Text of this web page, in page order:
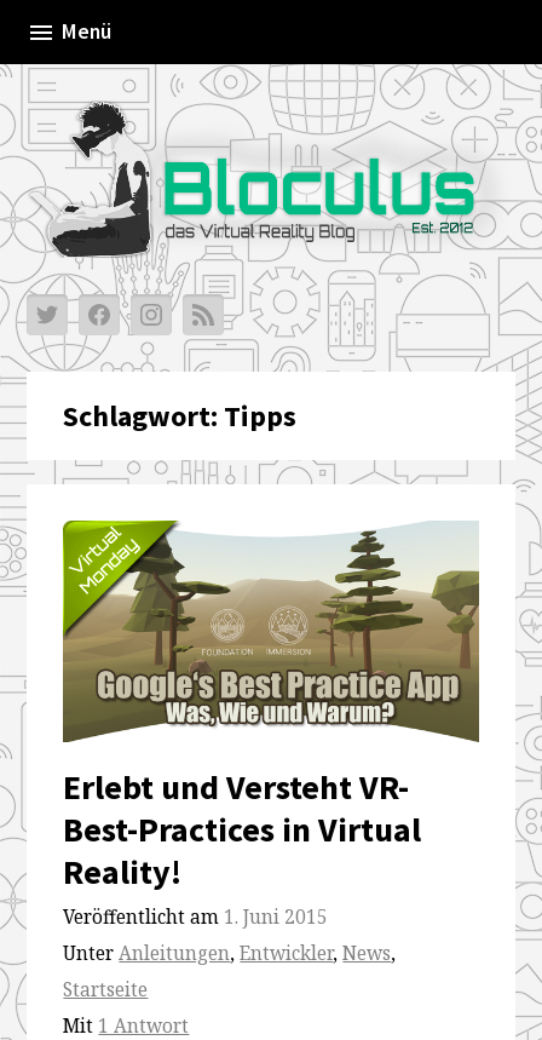
content
Menü
Schlagwort: Tipps
Erlebt und Versteht VR-
Best-Practices in Virtual
Reality!
Veröffentlicht am 1. Juni 2015
UnterAnleitungen,Entwickler,News,
Startseite
Mit 1 Antwort